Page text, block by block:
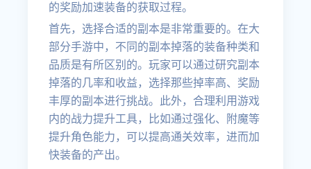
的奖励加速装备的获取过程。
首先，选择合适的副本是非常重要的。在大
部分手游中，不同的副本掉落的装备种类和
品质是有所区别的。玩家可以通过研究副本
掉落的几率和收益，选择那些掉率高、奖励
丰厚的副本进行挑战。此外，合理利用游戏
内的战力提升工具，比如通过强化、附魔等
提升角色能力，可以提高通关效率，进而加
快装备的产出。